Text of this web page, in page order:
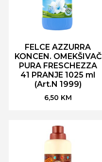
FELCE AZZURRA
KONCEN. OMEKŠIVAČ
PURA FRESCHEZZA
41 PRANJE 1025 ml
(Art.N 1999)
6,50 KM